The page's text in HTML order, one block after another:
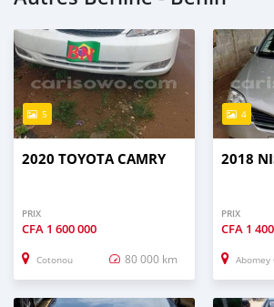
5
2020 TOYOTA CAMRY
PRIX
CFA 1 600 000
Cotonou 80 000 km
4
2018
PRIX
CFA 1
Abomey